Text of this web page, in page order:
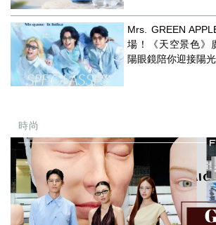
Mrs. GREEN
場！《天空景色》
陽眼鏡陪你迎接陽光
時尚